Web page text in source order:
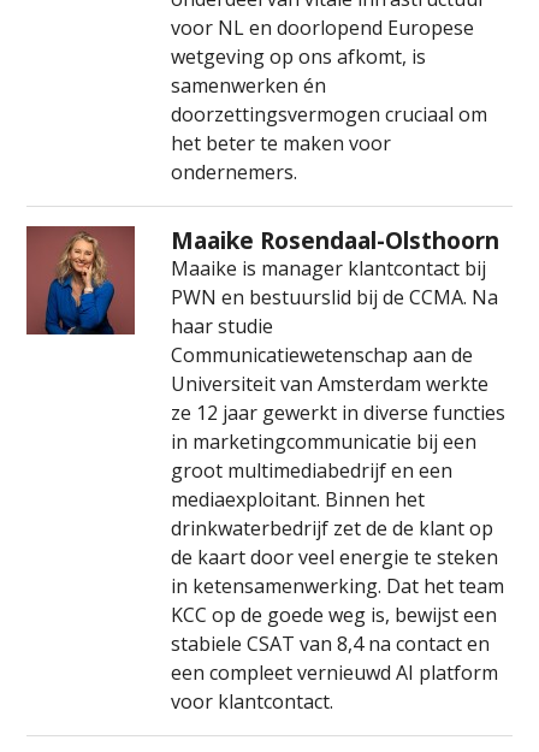
voor NL en doorlopend Europese
wetgeving op ons afkomt, is
samenwerken én
doorzettingsvermogen cruciaal om
het beter te maken voor
ondernemers.
Maaike Rosendaal-Olsthoorn
Maaike is manager klantcontact bij
PWN en bestuurslid bij de CCMA. Na
haar studie
Communicatiewetenschap aan de
Universiteit van Amsterdam werkte
ze 12 jaar gewerkt in diverse functies
in marketingcommunicatie bij een
groot multimediabedrijf en een
mediaexploitant. Binnen het
drinkwaterbedrijf zet de de klant op
de kaart door veel energie te steken
in ketensamenwerking. Dat het team
KCC op de goede weg is, bewijst een
stabiele CSAT van 8,4 na contact en
een compleet vernieuwd AI platform
voor klantcontact.